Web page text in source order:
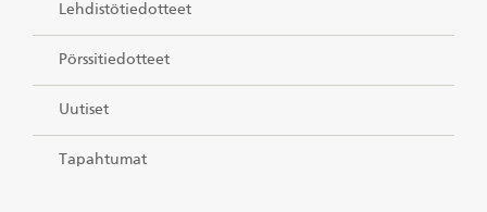
Lehdistötiedotteet
Pörssitiedotteet
Uutiset
Tapahtumat